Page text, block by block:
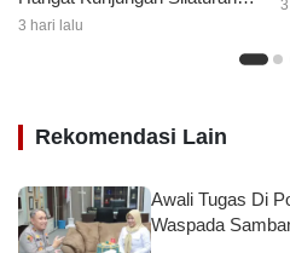
Kapolres Wajo yang Baru
3 hari lalu
Rekomendasi Lain
Awali Tugas Di
Waspada